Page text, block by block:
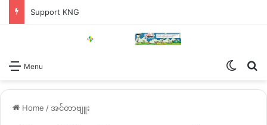
Support KNG
Menu
Home / အင်တာဗျူး